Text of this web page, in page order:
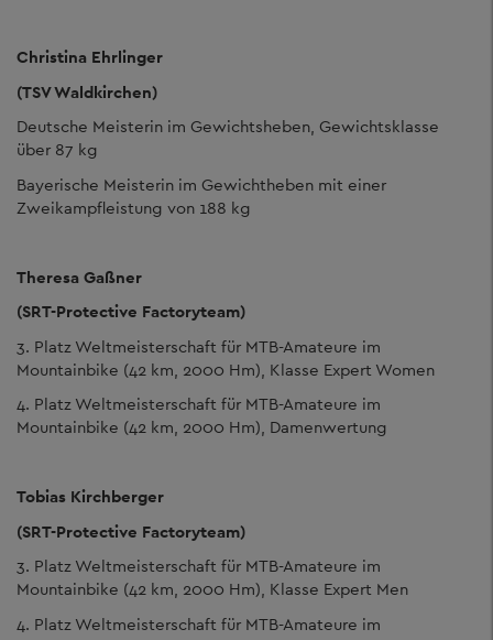
Christina Ehrlinger
(TSV Waldkirchen)
Deutsche Meisterin im Gewichtsheben, Gewichtsklasse
über 87 kg
Bayerische Meisterin im Gewichtheben mit einer
Zweikampfleistung von 188 kg
Theresa Gaßner
(SRT-Protective Factoryteam)
3. Platz Weltmeisterschaft für MTB-Amateure im
Mountainbike (42 km, 2000 Hm), Klasse Expert Women
4. Platz Weltmeisterschaft für MTB-Amateure im
Mountainbike (42 km, 2000 Hm), Damenwertung
Tobias Kirchberger
(SRT-Protective Factoryteam)
3. Platz Weltmeisterschaft für MTB-Amateure im
Mountainbike (42 km, 2000 Hm), Klasse Expert Men
4. Platz Weltmeisterschaft für MTB-Amateure im